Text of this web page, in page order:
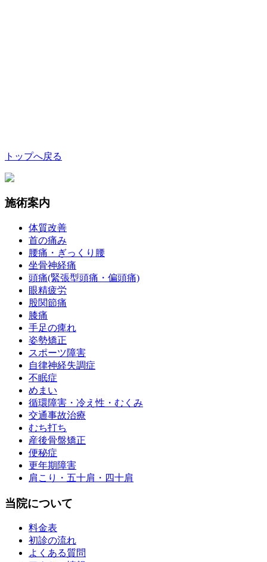
トップへ戻る
施術案内
体質改善
首の痛み
腰痛・ぎっくり腰
坐骨神経痛
頭痛(緊張型頭痛・偏頭痛)
眼精疲労
股関節痛
膝痛
手足の痺れ
姿勢矯正
スポーツ障害
自律神経失調症
不眠症
めまい
循環障害・冷え性・むくみ
交通事故治療
むち打ち
産後骨盤矯正
便秘症
更年期障害
肩こり・五十肩・四十肩
当院について
料金表
初診の流れ
よくある質問